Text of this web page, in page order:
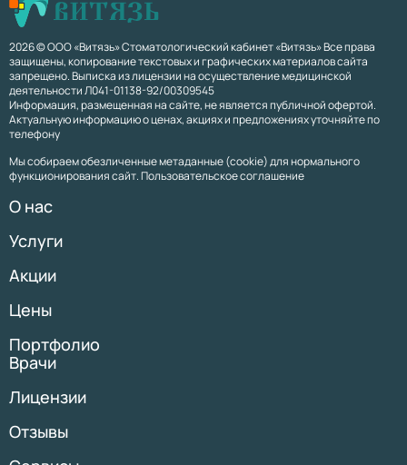
2026 © ООО «Витязь» Стоматологический кабинет «Витязь» Все права
защищены, копирование текстовых и графических материалов сайта
запрещено. Выписка из лицензии на осуществление медицинской
деятельности Л041-01138-92/00309545
Информация, размещенная на сайте, не является публичной офертой.
Актуальную информацию о ценах, акциях и предложениях уточняйте по
телефону
Мы собираем обезличенные метаданные (cookie) для нормального
функционирования сайт. Пользовательское соглашение
О нас
Услуги
Акции
Цены
Портфолио
Врачи
Лицензии
Отзывы